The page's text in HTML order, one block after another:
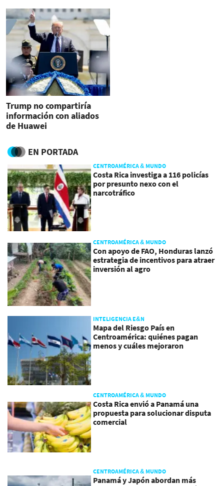
Trump no compartiría
información con aliados
de Huawei
EN PORTADA
CENTROAMÉRICA & MUNDO
Costa Rica investiga a 116 policías
por presunto nexo con el
narcotráfico
CENTROAMÉRICA & MUNDO
Con apoyo de FAO, Honduras lanzó
estrategia de incentivos para atraer
inversión al agro
INTELIGENCIA E&N
Mapa del Riesgo País en
Centroamérica: quiénes pagan
menos y cuáles mejoraron
CENTROAMÉRICA & MUNDO
Costa Rica envió a Panamá una
propuesta para solucionar disputa
comercial
CENTROAMÉRICA & MUNDO
Panamá y Japón abordan más